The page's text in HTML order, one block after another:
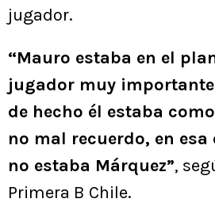
jugador.
“Mauro estaba en el
jugador muy
de hecho él estaba
no mal recuerdo, en
no estaba Márquez”,
Primera B Chile.